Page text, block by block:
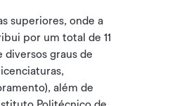
superiores, onde a
por um total de 11
diversos graus de
além de